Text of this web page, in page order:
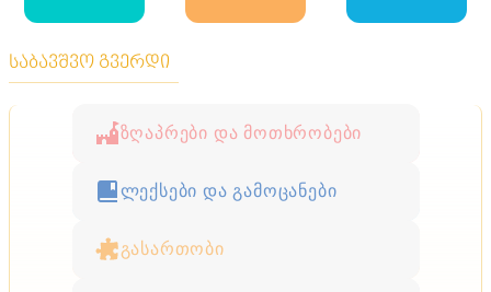
საბავშვო გვერდი
ზღაპრები და მოთხრობები
ლექსები და გამოცანები
გასართობი